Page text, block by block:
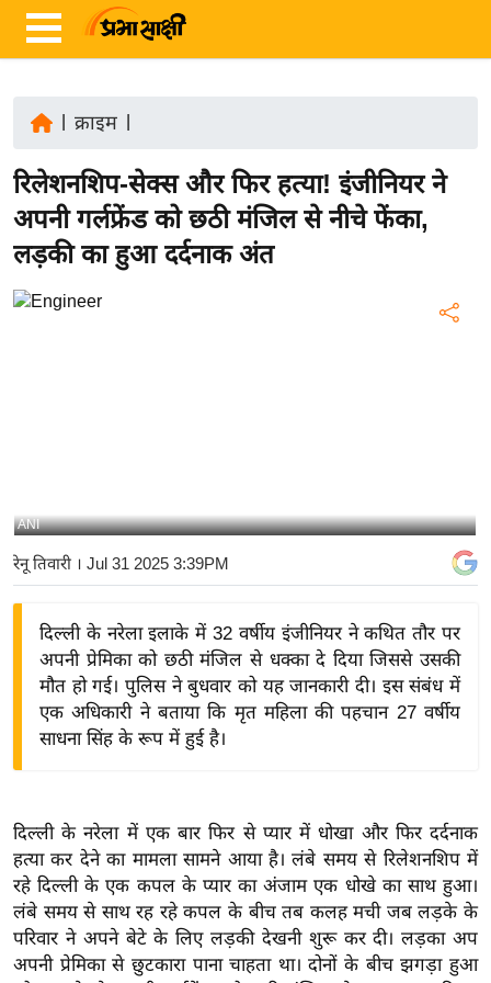
ज़ा
ख
र
रा
य
बि
ज़
वि
शे
ष
ज्ञ
रा
क्राइम
रिलेशनशिप-सेक्स और फिर हत्या! इंजीनियर ने
अपनी गर्लफ्रेंड को छठी मंजिल से नीचे फेंका,
लड़की का हुआ दर्दनाक अंत
ANI
रेनू तिवारी । Jul 31 2025 3:39PM
दिल्ली के नरेला इलाके में 32 वर्षीय इंजीनियर ने कथित तौर पर
अपनी प्रेमिका को छठी मंजिल से धक्का दे दिया जिससे उसकी
मौत हो गई। पुलिस ने बुधवार को यह जानकारी दी। इस संबंध में
एक अधिकारी ने बताया कि मृत महिला की पहचान 27 वर्षीय
साधना सिंह के रूप में हुई है।
दिल्ली के नरेला में एक बार फिर से प्यार में धोखा और फिर दर्दनाक
हत्या कर देने का मामला सामने आया है। लंबे समय से रिलेशनशिप में
रहे दिल्ली के एक कपल के प्यार का अंजाम एक धोखे का साथ हुआ।
लंबे समय से साथ रह रहे कपल के बीच तब कलह मची जब लड़के के
परिवार ने अपने बेटे के लिए लड़की देखनी शुरू कर दी। लड़का अप
अपनी प्रेमिका से छुटकारा पाना चाहता था। दोनों के बीच झगड़ा हुआ